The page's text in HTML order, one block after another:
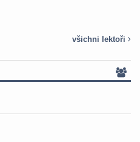
všichni lektoři